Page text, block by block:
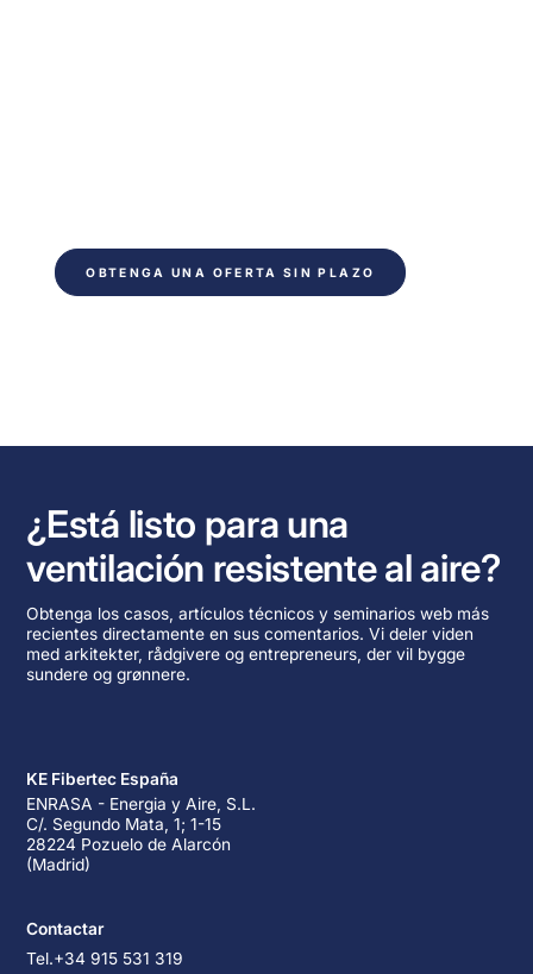
OBTENGA UNA OFERTA SIN PLAZO
¿Está listo para una
ventilación resistente al aire?
Obtenga los casos, artículos técnicos y seminarios web más
recientes directamente en sus comentarios. Vi deler viden
med arkitekter, rådgivere og entrepreneurs, der vil bygge
sundere og grønnere.
KE Fibertec España
ENRASA - Energia y Aire, S.L.
C/. Segundo Mata, 1; 1-15
28224 Pozuelo de Alarcón
(Madrid)
Contactar
Tel.+34 915 531 319